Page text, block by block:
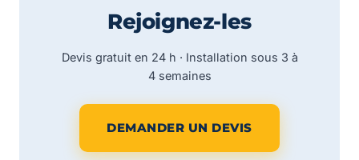
Rejoignez-les
Devis gratuit en 24 h · Installation sous 3 à
4 semaines
DEMANDER UN DEVIS